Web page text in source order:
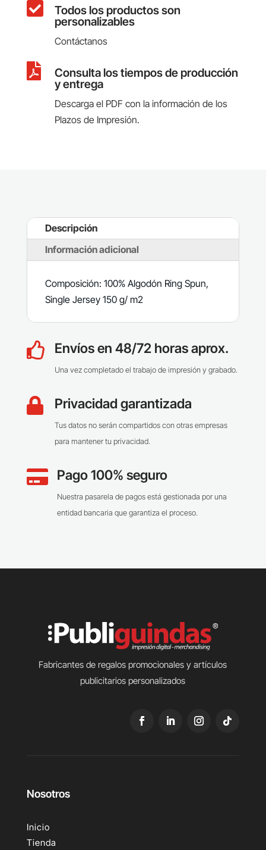
 Todos los productos son
personalizables
Contáctanos
 Consulta los tiempos de producción
y entrega
Descarga el PDF con la información de los
Plazos de Impresión.
Descripción
Información adicional
Composición: 100% Algodón Ring Spun,
Single Jersey 150 g/ m2
 Envíos en 48/72 horas aprox.
Una vez completado el trabajo de impresión y grabado.
 Privacidad garantizada
Tus datos no serán compartidos con otras empresas
para mantener tu privacidad.
 Pago 100% seguro
Nuestra pasarela de pagos está gestionada por una
entidad bancaria que garantiza el proceso.
Fabricantes de regalos promocionales y artículos
publicitarios personalizados
Nosotros
Inicio
Tienda